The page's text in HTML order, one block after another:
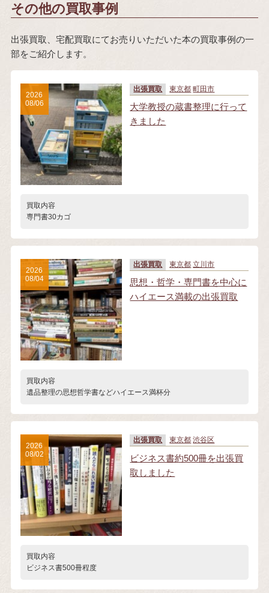
その他の買取事例
出張買取、宅配買取にてお売りいただいた本の買取事例の一
部をご紹介します。
出張買取 東京都 町田市
大学教授の蔵書整理に行って
きました
買取内容
専門書30カゴ
2026
08/06
出張買取 東京都 立川市
思想・哲学・専門書を中心に
ハイエース満載の出張買取
買取内容
遺品整理の思想哲学書などハイエース満杯分
2026
08/04
出張買取 東京都 渋谷区
ビジネス書約500冊を出張買
取しました
買取内容
ビジネス書500冊程度
2026
08/02